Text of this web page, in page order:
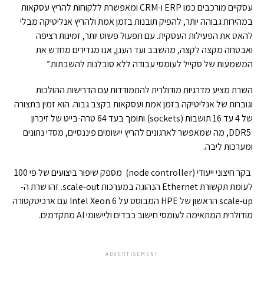
עסקיים מורכבים כמו ERP ו-CRM ומאפשרת ללקוחות להריץ עסקאות
במהירות גבוהה יותר, להפיק תובנות בזמן אמת ולהריץ אנליטיקה מבלי
להאט את הפעילות העסקית. עם תפעול פשוט יותר, זמינות רציפה
ואבטחה מקצה לקצה, מהשבב ועד הענן, אנו מגדירים מחדש את
המשמעות של סקייל לעומסי עבודה ללא סובלנות להשבתות.”
השרת מציע מדרגיות מודולרית להתמודדות עם הדרישות ההולכות
וגוברות של אנליטיקה בזמן אמת ועסקאות בקצב גבוה. הוא זמין בתצורה
של 4 עד 16 תושבות (sockets) ותומך בעד 64 טרה-בייט של זיכרון
DDR5, מה שמאפשר לארגונים להריץ יישומים פיננסיים, מסדי נתונים
ומערכות ליבה.
בקר חיצוני ייעודי (node controller) מספק שיפור ביצועים של פי 100
לעומת תקשורת Ethernet הנהוגה במערכות scale-out. זהו שרת ה-
scale-up הראשון של HPE המבוסס על Intel Xeon 6 עם ארכיטקטורה
מודולרית המתאימה לעומסי חישוב כבדים וליישומי AI מתקדמים.
ADVERTISEMENT